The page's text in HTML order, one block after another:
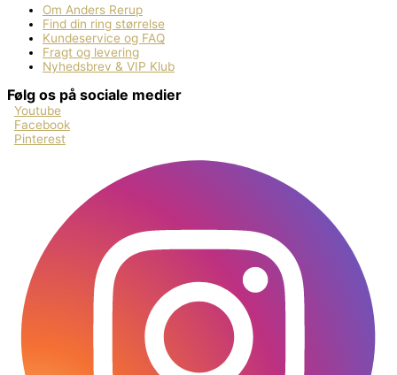
Om Anders Rerup
Find din ring størrelse
Kundeservice og FAQ
Fragt og levering
Nyhedsbrev & VIP Klub
Følg os på sociale medier
Youtube
Facebook
Pinterest